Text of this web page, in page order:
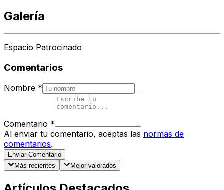
Galería
Espacio Patrocinado
Comentarios
Nombre *
Comentario *
Al enviar tu comentario, aceptas las normas de
comentarios.
Enviar Comentario
Más recientes
Mejor valorados